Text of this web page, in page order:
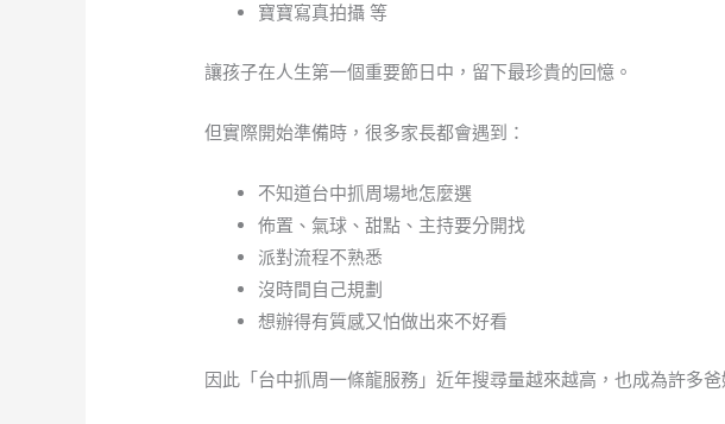
寶寶寫真拍攝 等
讓孩子在人生第一個重要節日中，留下最珍貴的回憶。
但實際開始準備時，很多家長都會遇到：
不知道台中抓周場地怎麼選
佈置、氣球、甜點、主持要分開找
派對流程不熟悉
沒時間自己規劃
想辦得有質感又怕做出來不好看
因此「台中抓周一條龍服務」近年搜尋量越來越高，也成為許多爸